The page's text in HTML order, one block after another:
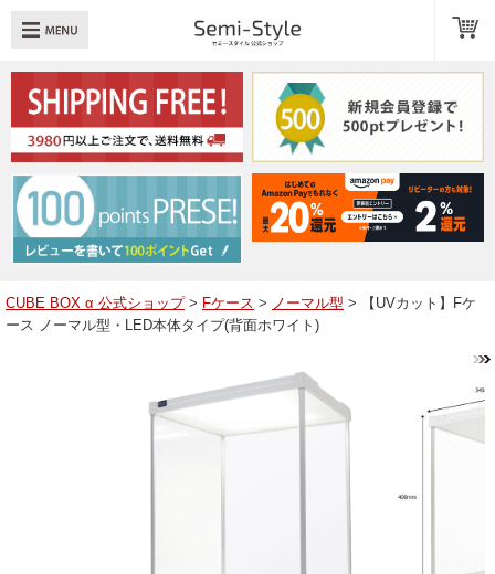
：透明扉 引き出し LED
へ戻る
品一覧
ューブボックスαレイアウト例
CUBE BOX α 公式ショップ> Fケース > ノーマル型 > 【UVカット】Fケ
ース ノーマル型・LED本体タイプ(背面ホワイト)